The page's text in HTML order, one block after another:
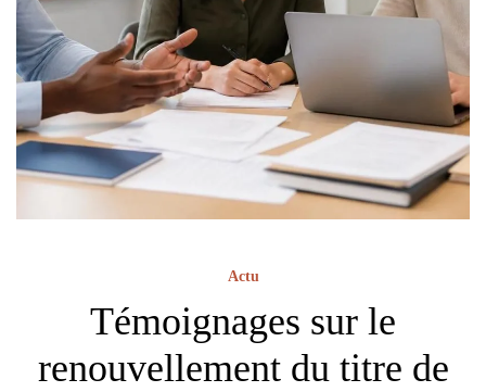
Actu
Témoignages sur le
renouvellement du titre de